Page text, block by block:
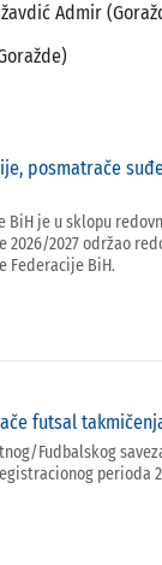
Admir
posmatrače
BiH je u sklopu
2026/2027 održao
Federacije BiH.
futsal
Fudbalskog
perioda